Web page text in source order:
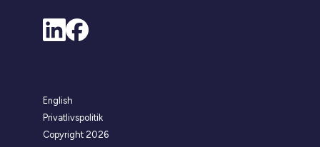
English
Privatlivspolitik
Copyright 2026